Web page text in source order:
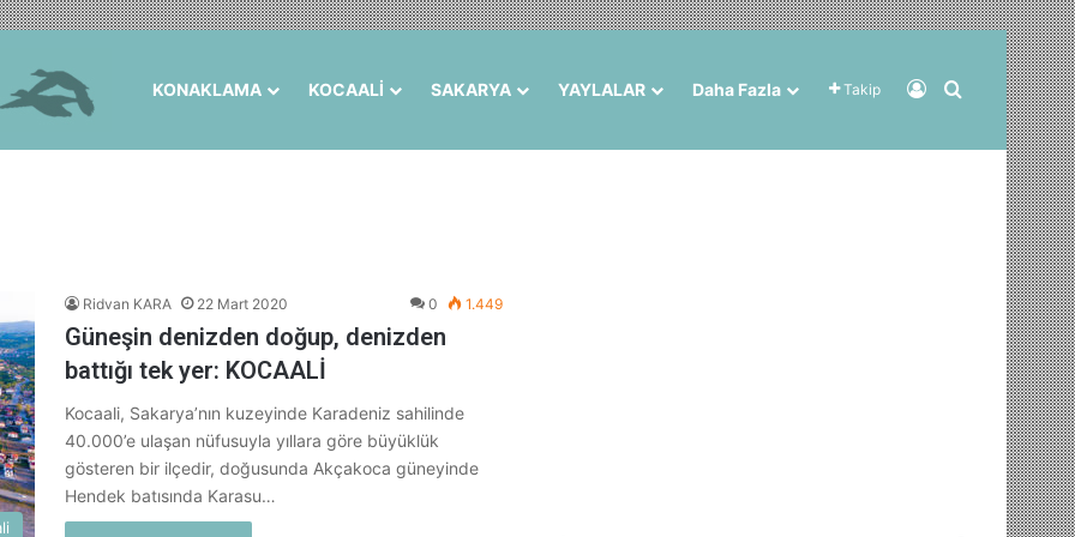
KONAKLAMA KOCAALİ SAKARYA YAYLALAR Daha Fazla Takip Kayıt OlArama yap
Ridvan KARA 22 Mart 2020 0 1.449
Güneşin denizden doğup, denizden
battığı tek yer: KOCAALİ
Kocaali, Sakarya’nın kuzeyinde Karadeniz sahilinde
40.000’e ulaşan nüfusuyla yıllara göre büyüklük
gösteren bir ilçedir, doğusunda Akçakoca güneyinde
Hendek batısında Karasu…